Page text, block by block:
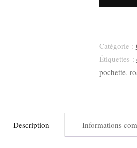
–
pochette
dentelle
pastel
«
Catégorie :
Étiquettes :
pochette,
Description Informations